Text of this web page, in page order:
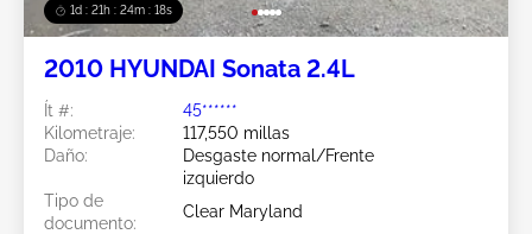
1d : 21h : 24m : 15s
2010 HYUNDAI Sonata 2.4L
Ít #:
45******
Kilometraje:
117,550 millas
Daño:
Desgaste normal/Frente
izquierdo
Tipo de
documento:
Clear Maryland